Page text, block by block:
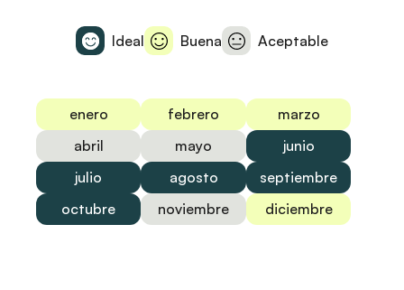
Ideal Buena Aceptable
enero febrero
marzo
abril
mayo
junio
julio
agosto
septiembre
octubre
noviembre diciembre